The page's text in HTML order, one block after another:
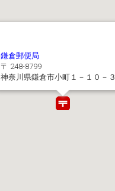
鎌倉郵便局
〒 248-8799
神奈川県鎌倉市小町１－１０－３